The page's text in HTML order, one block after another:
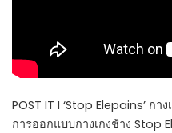
POST IT I ‘Stop Elepains’ กา
การออกแบบกางเกงช้าง Stop